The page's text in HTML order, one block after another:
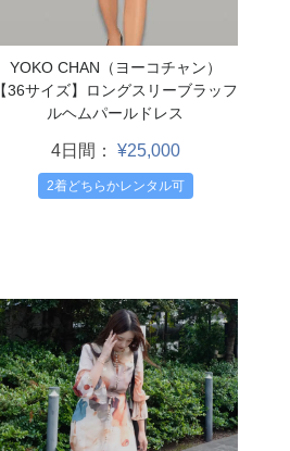
YOKO CHAN（ヨーコチャン）
【36サイズ】ロングスリーブラッフ
ルヘムパールドレス
4日間： ¥25,000
2着どちらかレンタル可